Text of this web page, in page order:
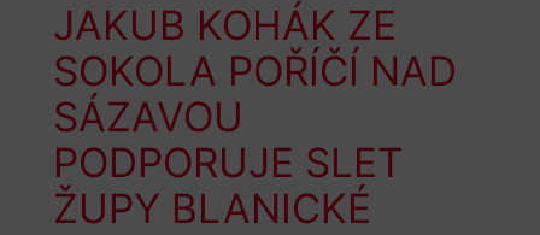
JAKUB KOHÁK ZE
SOKOLA POŘÍČÍ NAD
SÁZAVOU
PODPORUJE SLET
ŽUPY BLANICKÉ